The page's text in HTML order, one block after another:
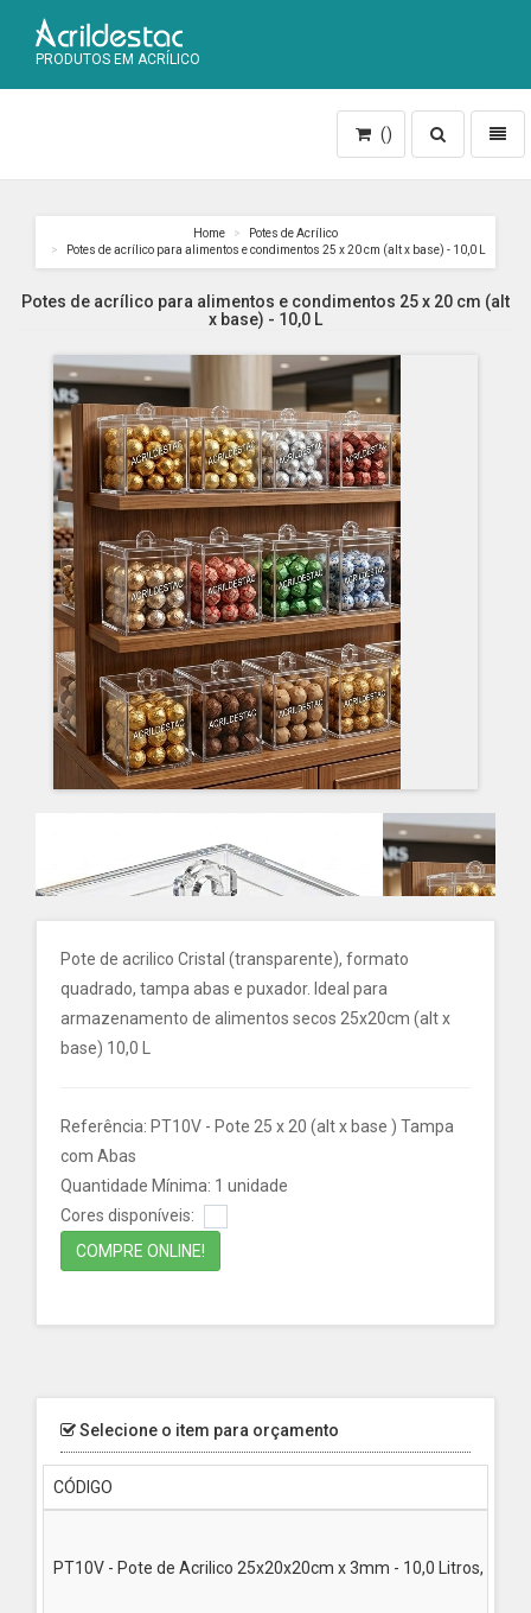
PRODUTOS EM ACRÍLICO
Toggle
search
()
Home
Potes de Acrílico
Potes de acrílico para alimentos e condimentos 25 x 20 cm (alt x base) - 10,0 L
Potes de acrílico para alimentos e condimentos 25 x 20 cm (alt
x base) - 10,0 L
Pote de acrilico Cristal (transparente), formato
quadrado, tampa abas e puxador. Ideal para
armazenamento de alimentos secos 25x20cm (alt x
base) 10,0 L
Referência: PT10V - Pote 25 x 20 (alt x base ) Tampa
com Abas
Quantidade Mínima: 1 unidade
Cores disponíveis:
COMPRE ONLINE!
Selecione o item para orçamento
CÓDIGO
PT10V - Pote de Acrilico 25x20x20cm x 3mm - 10,0 Litros,